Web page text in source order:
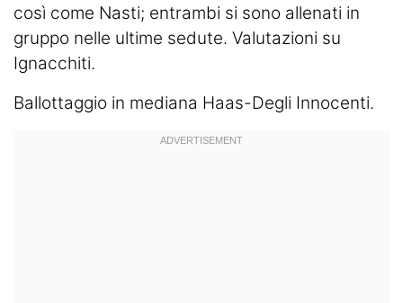
così come Nasti; entrambi si sono allenati in
gruppo nelle ultime sedute. Valutazioni su
Ignacchiti.
Ballottaggio in mediana Haas-Degli Innocenti.